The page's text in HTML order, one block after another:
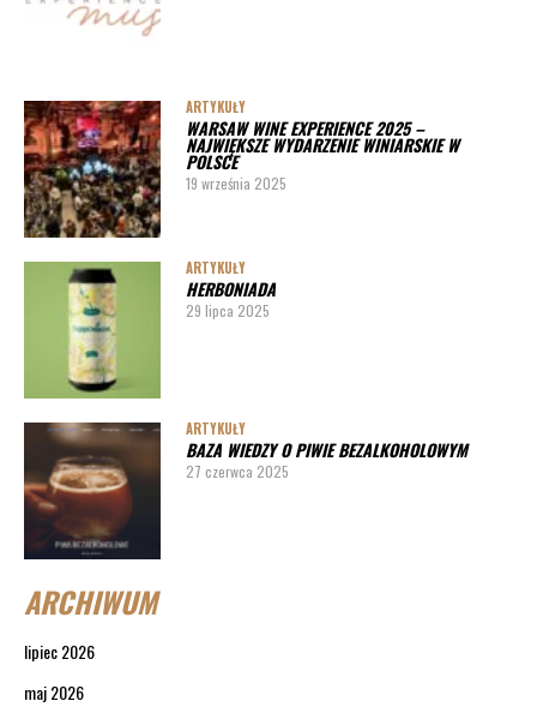
ARTYKUŁY
WARSAW WINE EXPERIENCE 2025 –
NAJWIĘKSZE WYDARZENIE WINIARSKIE W
POLSCE
19 września 2025
ARTYKUŁY
HERBONIADA
29 lipca 2025
ARTYKUŁY
BAZA WIEDZY O PIWIE BEZALKOHOLOWYM
27 czerwca 2025
ARCHIWUM
lipiec 2026
maj 2026